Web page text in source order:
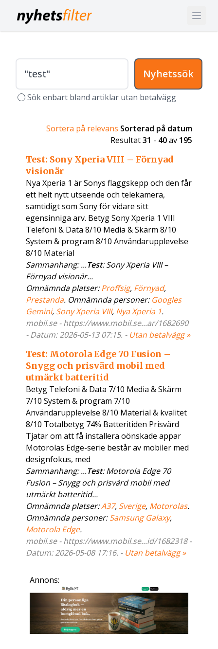
Nyhetssök
Sök enbart bland artiklar utan betalvägg
Sortera på relevans Sorterad på datum
Resultat31 - 40av 195
Test: Sony Xperia VIII – Förnyad
visionär
Nya Xperia 1 är Sonys flaggskepp och den får
ett helt nytt utseende och telekamera,
samtidigt som Sony för vidare sitt
egensinniga arv. Betyg Sony Xperia 1 VIII
Telefoni & Data 8/10 Media & Skärm 8/10
System & program 8/10 Användarupplevelse
8/10 Material
Sammanhang: ...Test: Sony Xperia VIII –
Förnyad visionär...
Omnämnda platser:Proffsig, Förnyad,
Prestanda. Omnämnda personer: Googles
Gemini, Sony Xperia VIII, Nya Xperia 1.
mobil.se - https://www.mobil.se...ar/1682690
- Datum: 2026-05-13 07:15. - Utan betalvägg »
Test: Motorola Edge 70 Fusion –
Snygg och prisvärd mobil med
utmärkt batteritid
Betyg Telefoni & Data 7/10 Media & Skärm
7/10 System & program 7/10
Användarupplevelse 8/10 Material & kvalitet
8/10 Totalbetyg 74% Batteritiden Prisvärd
Tjatar om att få installera oönskade appar
Motorolas Edge-serie består av mobiler med
designfokus, med
Sammanhang: ...Test: Motorola Edge 70
Fusion – Snygg och prisvärd mobil med
utmärkt batteritid...
Omnämnda platser:A37, Sverige, Motorolas.
Omnämnda personer:Samsung Galaxy,
Motorola Edge.
mobil.se - https://www.mobil.se...id/1682318 -
Datum: 2026-05-08 17:16. - Utan betalvägg »
Annons: